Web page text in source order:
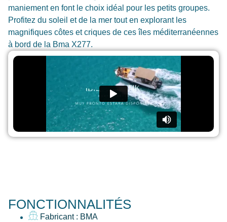
maniement en font le choix idéal pour les petits groupes.
Profitez du soleil et de la mer tout en explorant les
magnifiques côtes et criques de ces îles méditerranéennes
à bord de la Bma X277.
FONCTIONNALITÉS
Fabricant : BMA